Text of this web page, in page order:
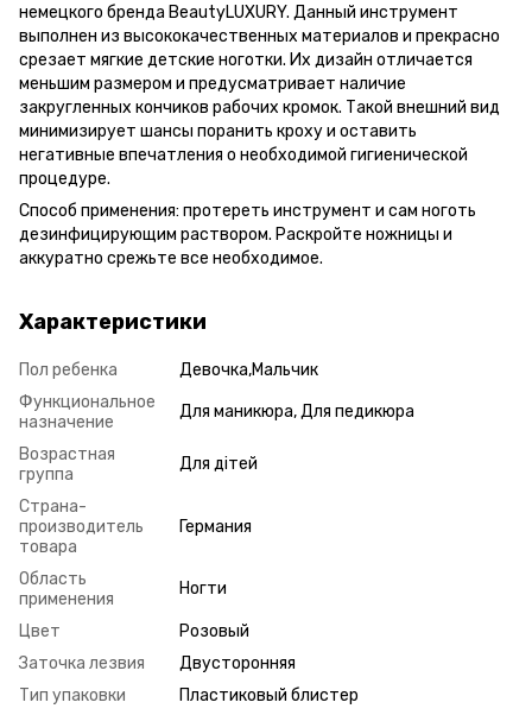
немецкого бренда BeautyLUXURY. Данный инструмент
выполнен из высококачественных материалов и прекрасно
срезает мягкие детские ноготки. Их дизайн отличается
меньшим размером и предусматривает наличие
закругленных кончиков рабочих кромок. Такой внешний вид
минимизирует шансы поранить кроху и оставить
негативные впечатления о необходимой гигиенической
процедуре.
Способ применения: протереть инструмент и сам ноготь
дезинфицирующим раствором. Раскройте ножницы и
аккуратно срежьте все необходимое.
Характеристики
Пол ребенка
Девочка,Мальчик
Функциональное
назначение
Для маникюра, Для педикюра
Возрастная
группа
Для дітей
Страна-
производитель
товара
Германия
Область
применения
Ногти
Цвет
Розовый
Заточка лезвия
Двусторонняя
Тип упаковки
Пластиковый блистер